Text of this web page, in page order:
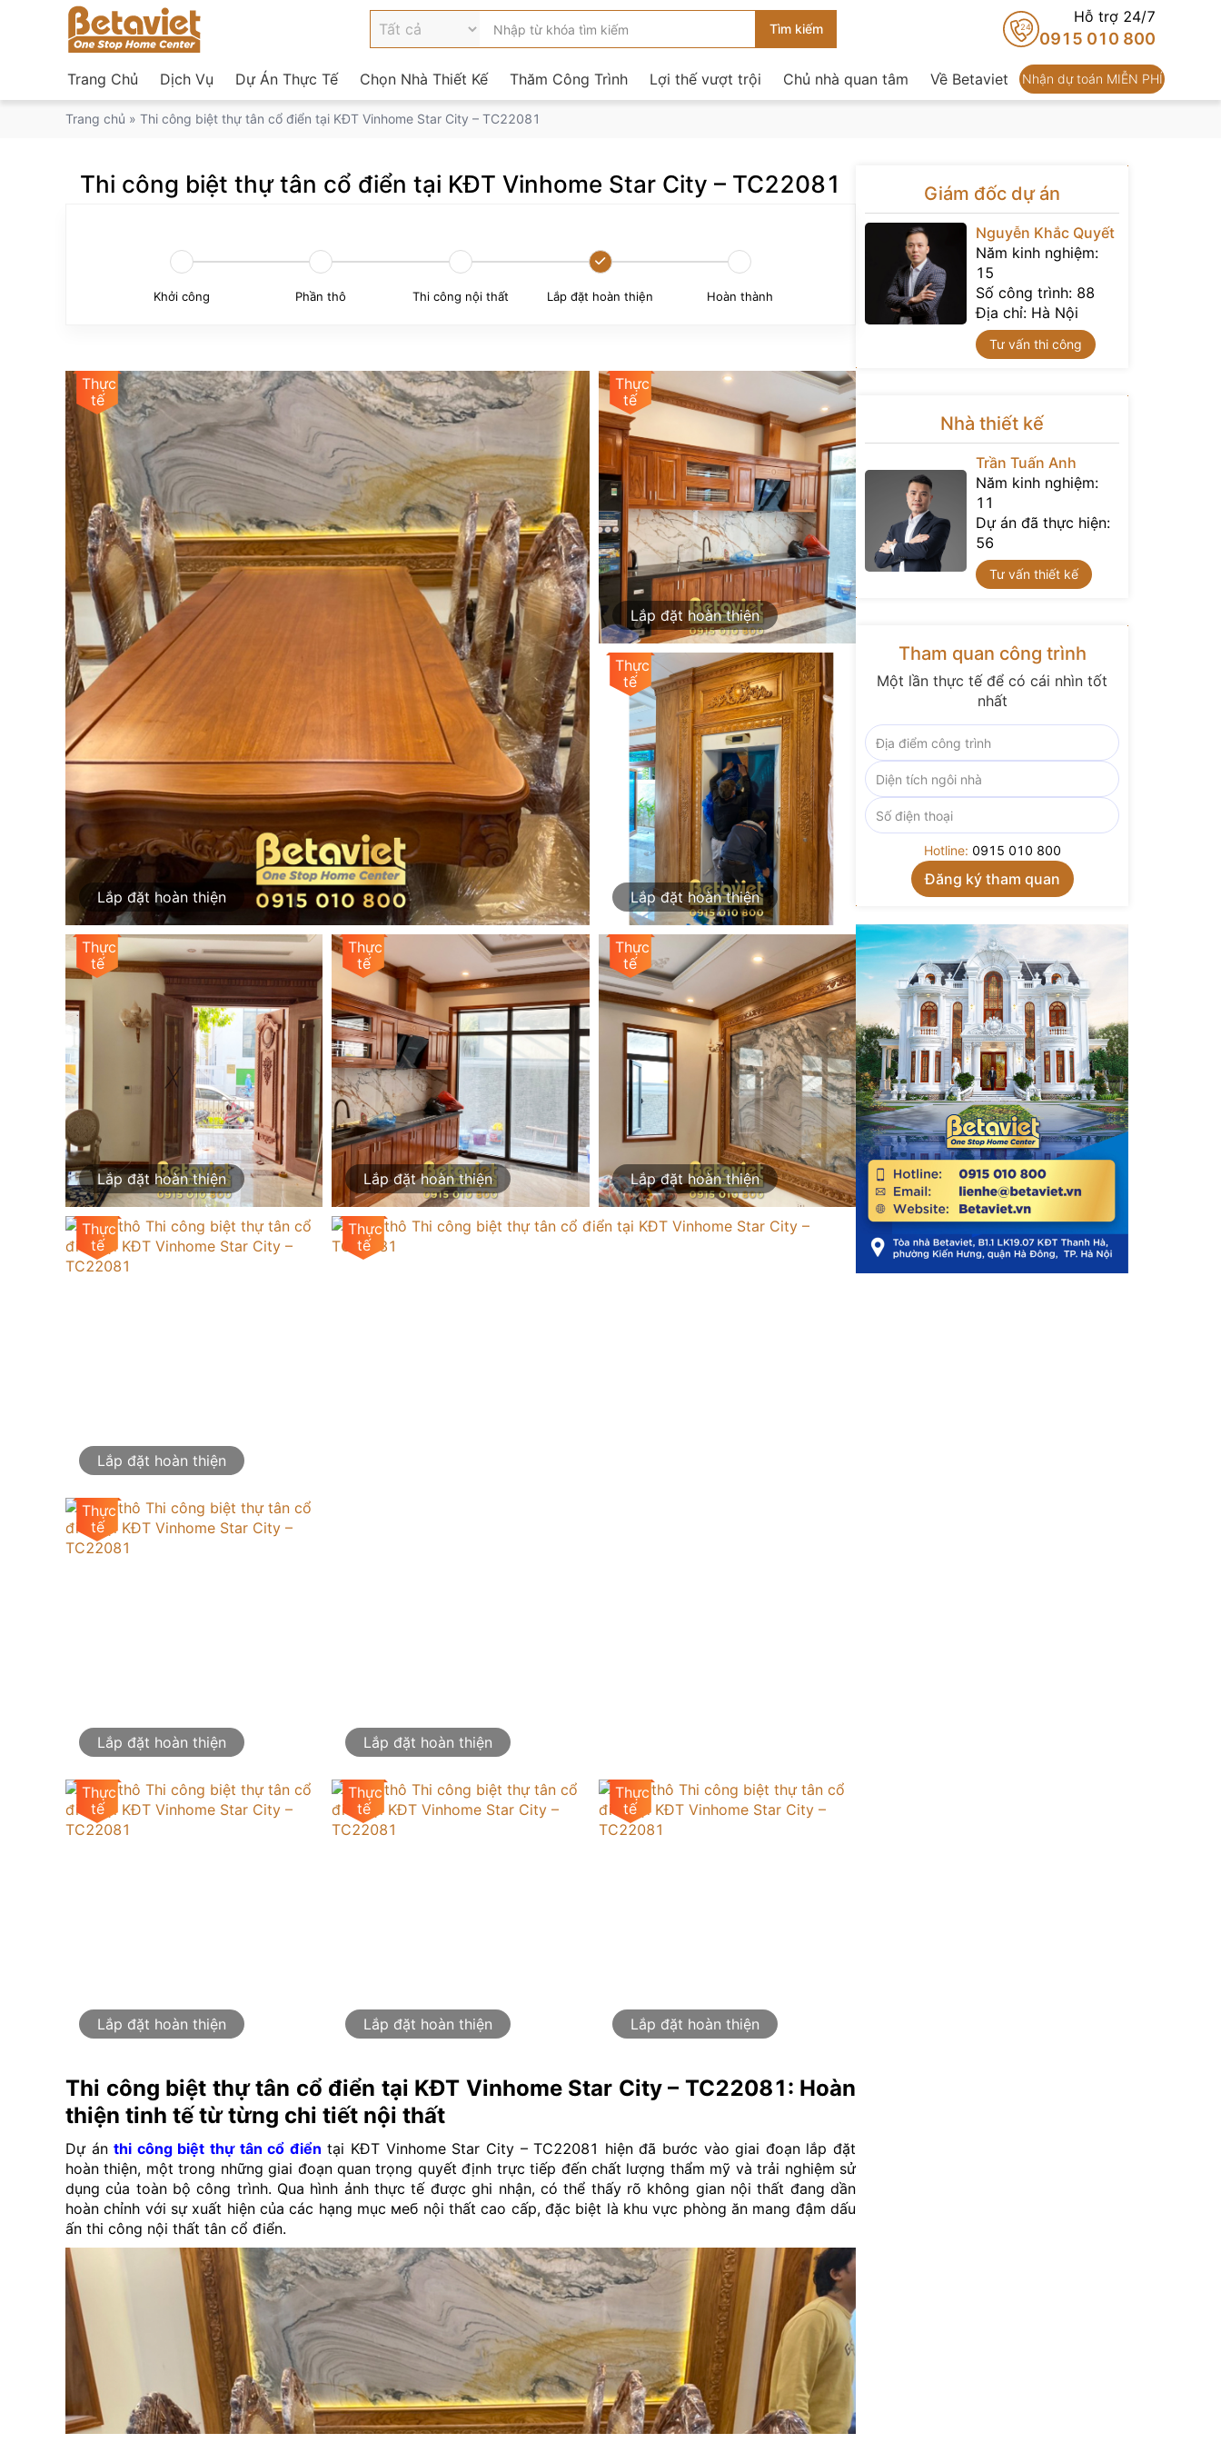
24
Hỗ trợ 24/7
0915 010 800
Trang Chủ Dịch Vụ Dự Án Thực Tế Chọn Nhà Thiết Kế Thăm Công Trình Lợi thế vượt trội Chủ nhà quan tâm Về Betaviet Nhận dự toán MIỄN PHÍ
Trang chủ » Thi công biệt thự tân cổ điển tại KĐT Vinhome Star City – TC22081
Thi công biệt thự tân cổ điển tại KĐT Vinhome Star City – TC22081
Khởi công Phần thô Thi công nội thất Lắp đặt hoàn thiện Hoàn thành
Lắp đặt hoàn thiện
Lắp đặt hoàn thiện
Lắp đặt hoàn thiện
Lắp đặt hoàn thiện Lắp đặt hoàn thiện Lắp đặt hoàn thiện
Lắp đặt hoàn thiện
Lắp đặt hoàn thiện
Lắp đặt hoàn thiện
Lắp đặt hoàn thiện Lắp đặt hoàn thiện Lắp đặt hoàn thiện
Thi công biệt thự tân cổ điển tại KĐT Vinhome Star City – TC22081: Hoàn
thiện tinh tế từ từng chi tiết nội thất
Dự ánthi công biệt thự tân cổ điển tại KĐT Vinhome Star City – TC22081 hiện đã bước vào giai đoạn lắp đặt
hoàn thiện, một trong những giai đoạn quan trọng quyết định trực tiếp đến chất lượng thẩm mỹ và trải nghiệm sử
dụng của toàn bộ công trình. Qua hình ảnh thực tế được ghi nhận, có thể thấy rõ không gian nội thất đang dần
hoàn chỉnh với sự xuất hiện của các hạng mục меб nội thất cao cấp, đặc biệt là khu vực phòng ăn mang đậm dấu
ấn thi công nội thất tân cổ điển.
Giám đốc dự án
Nguyễn Khắc Quyết
Năm kinh nghiệm:
15
Số công trình: 88
Địa chỉ: Hà Nội
Tư vấn thi công
Nhà thiết kế
Trần Tuấn Anh
Năm kinh nghiệm:
11
Dự án đã thực hiện:
56
Tư vấn thiết kế
Tham quan công trình
Một lần thực tế để có cái nhìn tốt
nhất
Hotline: 0915 010 800